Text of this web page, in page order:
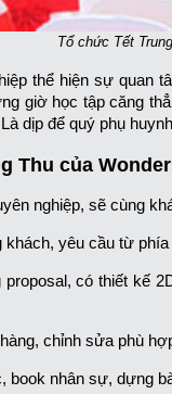
Tổ chức Tết
thể hiện sự
giờ học tập căng
dịp để quý phụ
Thu của
nghiệp, sẽ cùng
yêu cầu từ
có thiết kế
chỉnh sửa phù
book nhân sự, dựng